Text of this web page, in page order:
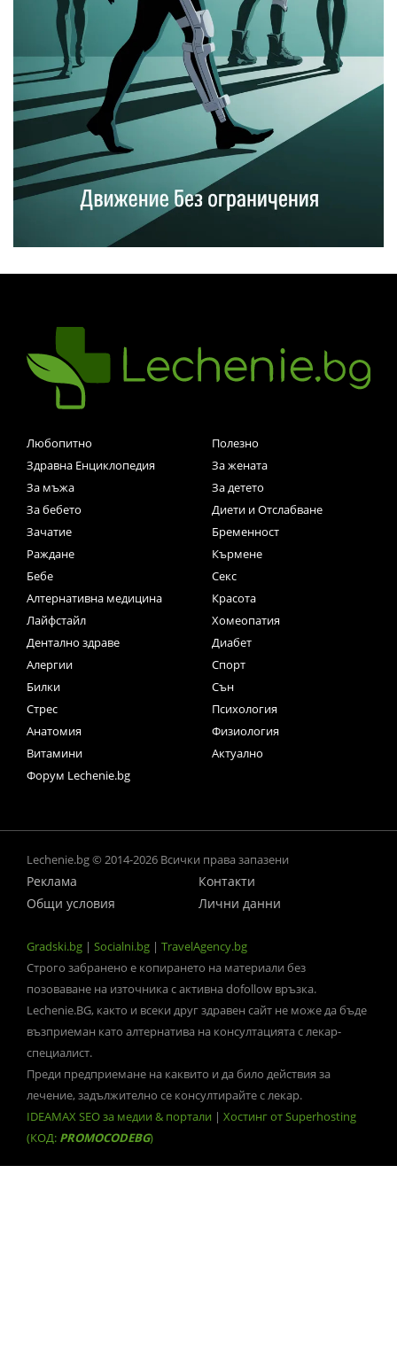
Любопитно
Полезно
Здравна Енциклопедия
За жената
За мъжа
За детето
За бебето
Диети и Отслабване
Зачатие
Бременност
Раждане
Кърмене
Бебе
Секс
Алтернативна медицина
Красота
Лайфстайл
Хомеопатия
Дентално здраве
Диабет
Алергии
Спорт
Билки
Сън
Стрес
Психология
Анатомия
Физиология
Витамини
Актуално
Форум Lechenie.bg
Lechenie.bg © 2014-2026 Всички права запазени
Реклама
Контакти
Общи условия
Лични данни
Gradski.bg | Socialni.bg | TravelAgency.bg
Строго забранено е копирането на материали без
позоваване на източника с активна dofollow връзка.
Lechenie.BG, както и всеки друг здравен сайт не може да бъде
възприеман като алтернатива на консултацията с лекар-
специалист.
Преди предприемане на каквито и да било действия за
лечение, задължително се консултирайте с лекар.
IDEAMAX SEO за медии & портали | Хостинг от Superhosting
(КОД: PROMOCODEBG)